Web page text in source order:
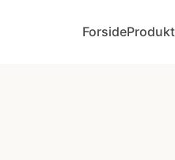
Forside